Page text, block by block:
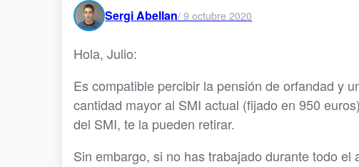
Sergi Abellan/ 9 octubre 2020
Hola, Julio:
Es compatible percibir la pensión de orfandad y
cantidad mayor al SMI actual (fijado en 950
del SMI, te la pueden retirar.
Sin embargo, si no has trabajado durante todo